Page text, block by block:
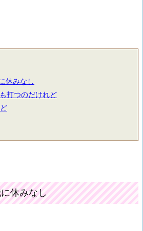
休みなし
打つのだけれど
休みなし